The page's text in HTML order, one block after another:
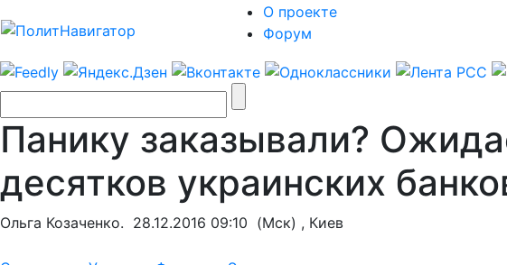
О проекте
Форум
Панику заказывали?
десятков украинских
Ольга Козаченко. 28.12.2016 09:10 (Мск) , Киев